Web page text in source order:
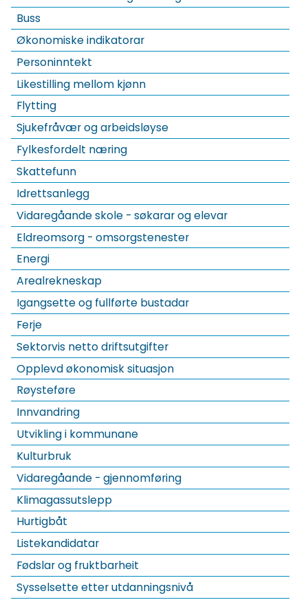
Buss
Økonomiske indikatorar
Personinntekt
Likestilling mellom kjønn
Flytting
Sjukefråvær og arbeidsløyse
Fylkesfordelt næring
Skattefunn
Idrettsanlegg
Vidaregåande skole - søkarar og elevar
Eldreomsorg - omsorgstenester
Energi
Arealrekneskap
Igangsette og fullførte bustadar
Ferje
Sektorvis netto driftsutgifter
Opplevd økonomisk situasjon
Røysteføre
Innvandring
Utvikling i kommunane
Kulturbruk
Vidaregåande - gjennomføring
Klimagassutslepp
Hurtigbåt
Listekandidatar
Fødslar og fruktbarheit
Sysselsette etter utdanningsnivå